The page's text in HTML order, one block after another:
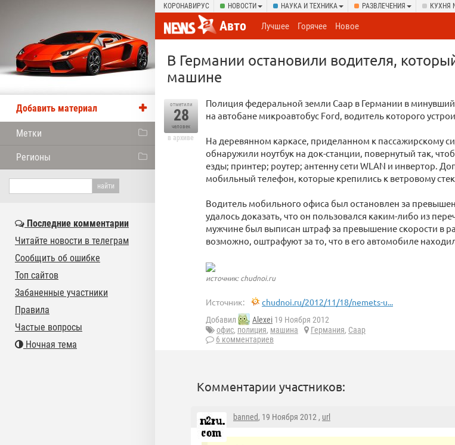
КОРОНАВИРУС НОВОСТИ НАУКА И ТЕХНИКА РАЗВЛЕЧЕНИЯ КУХНЯ
Авто Лучшее Горячее Новое
В Германии остановили водителя,
машине
отметили
28
человек
в архиве
Полиция федеральной земли Саар в Германии в
на автобане микроавтобус Ford, водитель которого
На деревянном каркасе, приделанном к пассажирскому
обнаружили ноутбук на док-станции, повернутый так,
езды; принтер; роутер; антенну сети WLAN и инвертор.
мобильный телефон, которые крепились к ветровому
Водитель мобильного офиса был остановлен за
удалось доказать, что он пользовался каким-либо из
мужчине был выписан штраф за превышение скорости в
возможно, оштрафуют за то, что в его автомобиле
источник: chudnoi.ru
Источник: chudnoi.ru/2012/11/18/nemets-u...
Добавил Alexei 19 Ноября 2012
офис, полиция, машина Германия, Саар
6 комментариев
Комментарии участников:
banned, 19 Ноября 2012 , url
Добавить материал
Метки
Регионы
Последние комментарии
Читайте новости в телеграм
Сообщить об ошибке
Топ сайтов
Забаненные участники
Правила
Частые вопросы
Ночная тема